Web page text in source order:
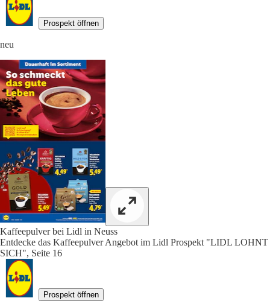
Prospekt öffnen
neu
Kaffeepulver bei Lidl in Neuss
Entdecke das Kaffeepulver Angebot im Lidl Prospekt "LIDL LOHNT
SICH", Seite 16
Prospekt öffnen